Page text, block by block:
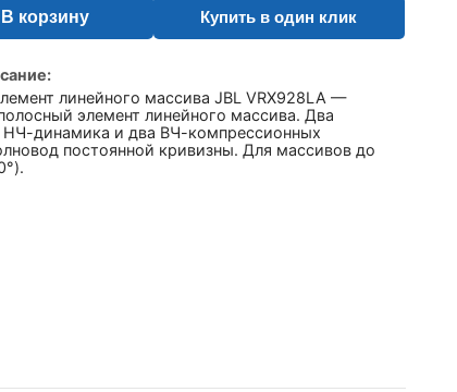
В корзину Купить в один клик
линейного массива JBL VRX928LA —
элемент линейного массива. Два
динамика и два ВЧ-компрессионных
постоянной кривизны. Для массивов до